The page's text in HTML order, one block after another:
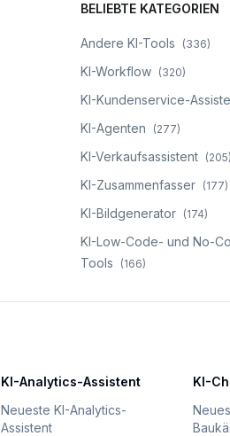
BELIEBTE KATEGORIEN
Andere KI-Tools (336)
KI-Workflow (320)
KI-Kundenservice-
KI-Agenten (277)
KI-Verkaufsassistent (205)
KI-Zusammenfasser (177)
KI-Bildgenerator (174)
KI-Low-Code- und No-
Tools
(166)
KI-Analytics-Assistent
Neueste KI-Analytics-
Assistent
KI-